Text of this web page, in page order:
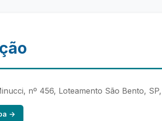
nº 456, Loteamento São Bento, SP,
→